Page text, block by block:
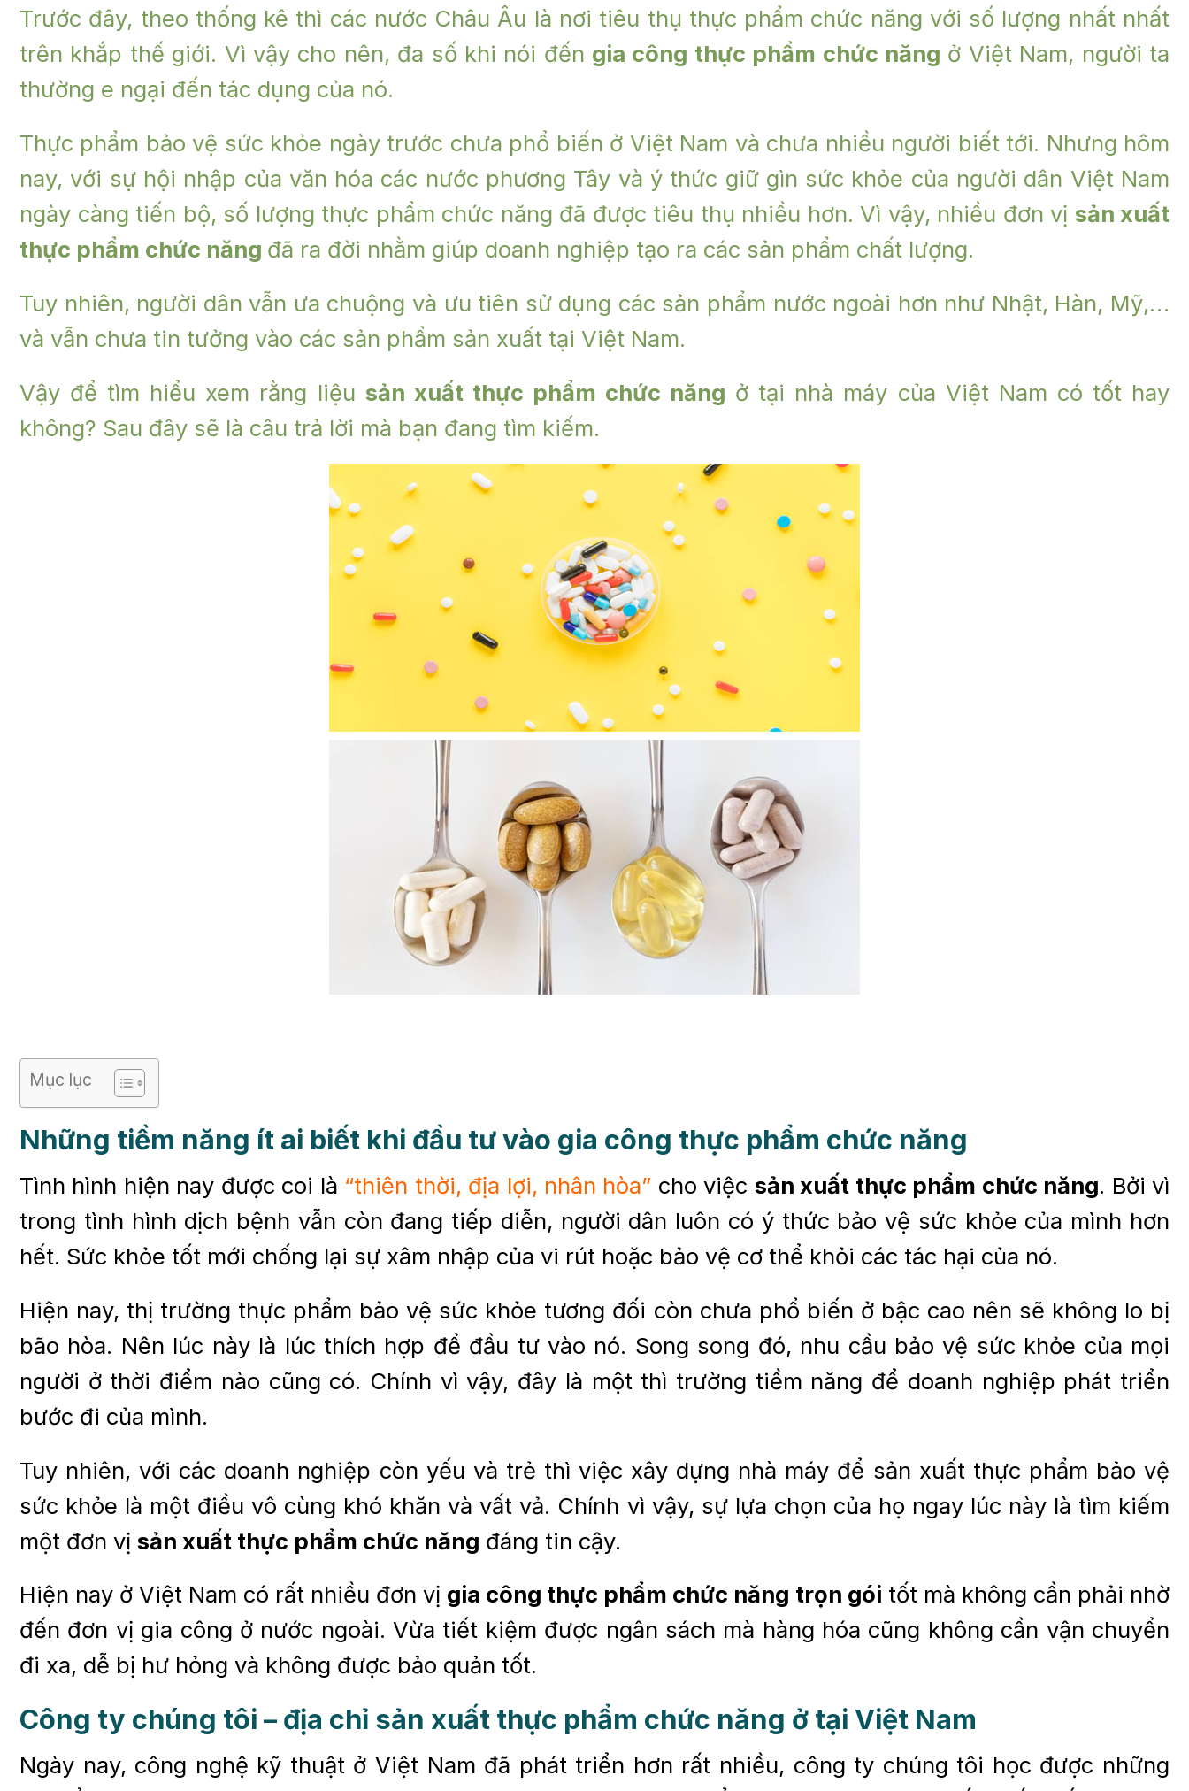
Trước đây, theo thống kê thì các nước Châu Âu là nơi tiêu thụ thực phẩm chức năng với số lượng nhất nhất
trên khắp thế giới. Vì vậy cho nên, đa số khi nói đến gia công thực phẩm chức năng ở Việt Nam, người ta
thường e ngại đến tác dụng của nó.
Thực phẩm bảo vệ sức khỏe ngày trước chưa phổ biến ở Việt Nam và chưa nhiều người biết tới. Nhưng hôm
nay, với sự hội nhập của văn hóa các nước phương Tây và ý thức giữ gìn sức khỏe của người dân Việt Nam
ngày càng tiến bộ, số lượng thực phẩm chức năng đã được tiêu thụ nhiều hơn. Vì vậy, nhiều đơn vị sản xuất
thực phẩm chức năng đã ra đời nhằm giúp doanh nghiệp tạo ra các sản phẩm chất lượng.
Tuy nhiên, người dân vẫn ưa chuộng và ưu tiên sử dụng các sản phẩm nước ngoài hơn như Nhật, Hàn, Mỹ,…
và vẫn chưa tin tưởng vào các sản phẩm sản xuất tại Việt Nam.
Vậy để tìm hiểu xem rằng liệu sản xuất thực phẩm chức năng ở tại nhà máy của Việt Nam có tốt hay
không? Sau đây sẽ là câu trả lời mà bạn đang tìm kiếm.
Mục lục
Những tiềm năng ít ai biết khi đầu tư vào gia công thực phẩm chức năng
Tình hình hiện nay được coi là “thiên thời, địa lợi, nhân hòa” cho việc sản xuất thực phẩm chức năng. Bởi vì
trong tình hình dịch bệnh vẫn còn đang tiếp diễn, người dân luôn có ý thức bảo vệ sức khỏe của mình hơn
hết. Sức khỏe tốt mới chống lại sự xâm nhập của vi rút hoặc bảo vệ cơ thể khỏi các tác hại của nó.
Hiện nay, thị trường thực phẩm bảo vệ sức khỏe tương đối còn chưa phổ biến ở bậc cao nên sẽ không lo bị
bão hòa. Nên lúc này là lúc thích hợp để đầu tư vào nó. Song song đó, nhu cầu bảo vệ sức khỏe của mọi
người ở thời điểm nào cũng có. Chính vì vậy, đây là một thì trường tiềm năng để doanh nghiệp phát triển
bước đi của mình.
Tuy nhiên, với các doanh nghiệp còn yếu và trẻ thì việc xây dựng nhà máy để sản xuất thực phẩm bảo vệ
sức khỏe là một điều vô cùng khó khăn và vất vả. Chính vì vậy, sự lựa chọn của họ ngay lúc này là tìm kiếm
một đơn vị sản xuất thực phẩm chức năng đáng tin cậy.
Hiện nay ở Việt Nam có rất nhiều đơn vị gia công thực phẩm chức năng trọn gói tốt mà không cần phải nhờ
đến đơn vị gia công ở nước ngoài. Vừa tiết kiệm được ngân sách mà hàng hóa cũng không cần vận chuyển
đi xa, dễ bị hư hỏng và không được bảo quản tốt.
Công ty chúng tôi – địa chỉ sản xuất thực phẩm chức năng ở tại Việt Nam
Ngày nay, công nghệ kỹ thuật ở Việt Nam đã phát triển hơn rất nhiều, công ty chúng tôi học được những